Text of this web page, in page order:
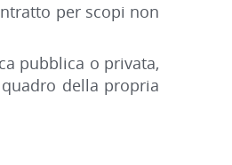
per scopi non
pubblica o privata,
della propria